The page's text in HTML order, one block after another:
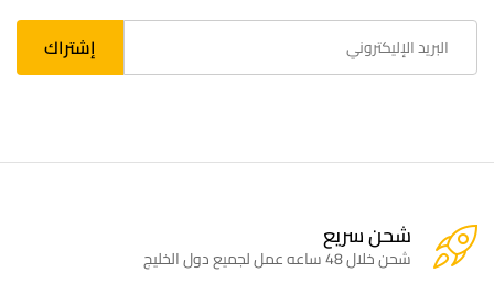
شحن سريع
شحن خلال 48 ساعه عمل لجميع دول الخليج